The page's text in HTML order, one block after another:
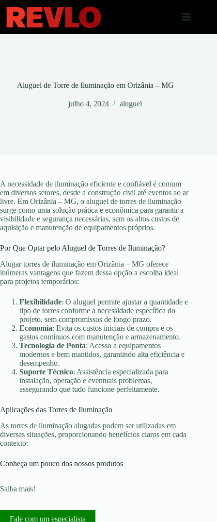
para
conteúdo
Aluguel de Torre de Iluminação em Orizânia – MG
julho 4, 2024 aluguel
A necessidade de iluminação eficiente e confiável é comum
em diversos setores, desde a construção civil até eventos ao ar
livre. Em Orizânia – MG, o aluguel de torres de iluminação
surge como uma solução prática e econômica para garantir a
visibilidade e segurança necessárias, sem os altos custos de
aquisição e manutenção de equipamentos próprios.
Por Que Optar pelo Aluguel de Torres de Iluminação?
Alugar torres de iluminação em Orizânia – MG oferece
inúmeras vantagens que fazem dessa opção a escolha ideal
para projetos temporários:
Flexibilidade: O aluguel permite ajustar a quantidade e
tipo de torres conforme a necessidade específica do
projeto, sem compromissos de longo prazo.
Economia: Evita os custos iniciais de compra e os
gastos contínuos com manutenção e armazenamento.
Tecnologia de Ponta: Acesso a equipamentos
modernos e bem mantidos, garantindo alta eficiência e
desempenho.
Suporte Técnico: Assistência especializada para
instalação, operação e eventuais problemas,
assegurando que tudo funcione perfeitamente.
Aplicações das Torres de Iluminação
As torres de iluminação alugadas podem ser utilizadas em
diversas situações, proporcionando benefícios claros em cada
contexto:
Conheça um pouco dos nossos produtos
Saiba mais!
Fale com um especialista